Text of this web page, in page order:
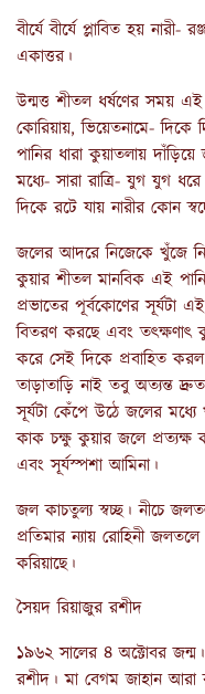
বীর্যে বীর্যে প্লাবিত হয়
একাত্তর।
উন্মত্ত শীতল ধর্ষণের সময়
কোরিয়ায়, ভিয়েতনামে- দিকে
পানির ধারা কুয়াতলায়
মধ্যে- সারা রাত্রি- যুগ যুগ
দিকে রটে যায় নারীর কোন
জলের আদরে নিজেকে খুঁজে
কুয়ার শীতল মানবিক এই
প্রভাতের পূর্বকোণের সূর্যটা
বিতরণ করছে এবং তৎক্ষণাৎ
করে সেই দিকে প্রবাহিত
তাড়াতাড়ি নাই তবু অত্যন্ত
সূর্যটা কেঁপে উঠে জলের
কাক চক্ষু কুয়ার জলে প্রত্যক্ষ
এবং সূর্যস্পশা আমিনা।
জল কাচতুল্য স্বচ্ছ। নীচে
প্রতিমার ন্যায় রোহিনী
করিয়াছে।
সৈয়দ রিয়াজুর রশীদ
১৯৬২ সালের ৪ অক্টোবর
রশীদ। মা বেগম জাহান আরা